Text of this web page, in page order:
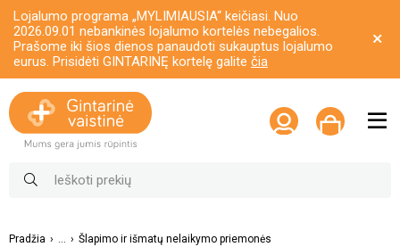
Lojalumo programa „MYLIMIAUSIA“ keičiasi. Nuo
2026.09.01 nebankinės lojalumo kortelės nebegalios.
Prašome iki šios dienos panaudoti sukauptus lojalumo
eurus. Prisidėti GINTARINĘ kortelę galite čia
Pradžia ... Šlapimo ir išmatų nelaikymo priemonės